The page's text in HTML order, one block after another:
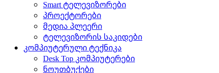
Smart ტელევიზორები
პროექტორები
მედია პლეერი
ტელევიზორის საკიდები
კომპიუტერული ტექნიკა
Desk Top კომპიუტერები
ნოუთბუქები